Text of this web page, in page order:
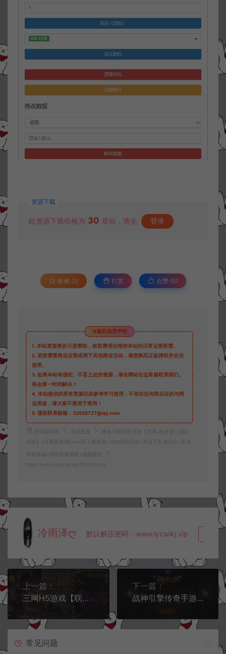
资源下载
此资源下载价格为 30 星钻，请先 登录
收藏 (2) 打赏 点赞 (0)
©版权免责声明
1. 本站资源售价只是赞助，收取费用仅维持本站的日常运营所需。
2. 若您需要商业运营或用于其他商业活动，请您购买正版授权并合法
使用。
3. 如果本站有侵犯、不妥之处的资源，请在网站右边客服联系我们。
将会第一时间解决！
4. 本站提供的所有资源仅供参考学习使用，不存在任何商业目的与商
业用途，请大家不要用于商用！
5. 侵权联系邮箱：32838727@qq.com
阿泽源码网 手游资源
稀有卡牌回合手游【至尊-放开那三国白
金版】3月最新整理Linux手工服务端+CDK授权后台+平台币礼包后台+安卓
苹果双端+详细搭建教程+视频教程
https://www.lyzwlkj.vip/30563/syzy/
冷雨泽ღ 默认解压密码：www.lyzwlkj.vip
上一篇：
三网H5游戏【联盟三国H5超变内购版】6月最新整理Linux手工服务端+多区跨服+打包工具+管理后台+CDK授权后台+安卓+详细搭建教程+视频教程
下一篇：
战神引擎传奇手游【玛法传奇三职业[白猪3.1]】1月最新整理Win一键服务端+GM授权后台+安卓苹果双端+详细搭建教程+视频教程
常见问题